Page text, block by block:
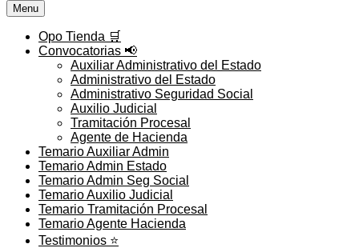
Menu
Opo Tienda 🛒
Convocatorias 📢
Auxiliar Administrativo del Estado
Administrativo del Estado
Administrativo Seguridad Social
Auxilio Judicial
Tramitación Procesal
Agente de Hacienda
Temario Auxiliar Admin
Temario Admin Estado
Temario Admin Seg Social
Temario Auxilio Judicial
Temario Tramitación Procesal
Temario Agente Hacienda
Testimonios ⭐️